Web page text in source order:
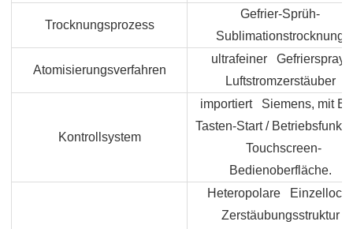
Trocknungsprozess
Gefrier-Sprüh-
Sublimationstrocknung
Atomisierungsverfahren
ultrafeiner Gefrierspray-
Luftstromzerstäuber
Kontrollsystem
importiert Siemens, mit
Tasten-Start /
Touchscreen-
Bedienoberfläche.
Heteropolare Einzelloch-
Zerstäubungsstruktur